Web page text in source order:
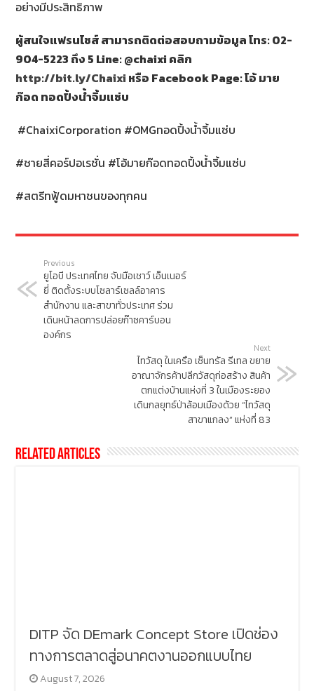
อย่างมีประสิทธิภาพ
ผู้สนใจแฟรนไชส์ สามารถติดต่อสอบถามข้อมูล โทร: 02-
904-5223 ถึง 5 Line: @chaixi คลิก
http://bit.ly/Chaixi หรือ Facebook Page:โอ้ มาย
ก๊อด ทอดปิ้งน้ำจิ้มแซ่บ
#ChaixiCorporation #OMGทอดปิ้งน้ำจิ้มแซ่บ
#ชายสี่คอร์ปอเรชั่น #โอ้มายก๊อดทอดปิ้งน้ำจิ้มแซ่บ
#สตรีทฟู้ดมหาชนของทุกคน
Previous
ยูโอบี ประเทศไทย จับมือเชาว์ เอ็นเนอร์
ยี่ ติดตั้งระบบโซลาร์เซลล์อาคาร
สำนักงาน และสาขาทั่วประเทศ ร่วม
เดินหน้าลดการปล่อยก๊าซคาร์บอน
องค์กร
Next
ไทวัสดุ ในเครือ เซ็นทรัล รีเทล ขยาย
อาณาจักรค้าปลีกวัสดุก่อสร้าง สินค้า
ตกแต่งบ้านแห่งที่ 3 ในเมืองระยอง
เดินกลยุทธ์ป่าล้อมเมืองด้วย “ไทวัสดุ
สาขาแกลง” แห่งที่ 83
Related Articles
DITP จัด DEmark Concept Store เปิดช่อง
ทางการตลาดสู่อนาคตงานออกแบบไทย
August 7, 2026